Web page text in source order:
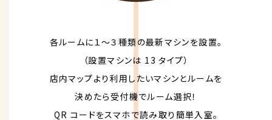
各ルームに１～３種類の最新マシンを設置。
（設置マシンは 13 タイプ）
店内マップより利用したいマシンとルームを
決めたら受付機でルーム選択！
QR コードをスマホで読み取り簡単入室。